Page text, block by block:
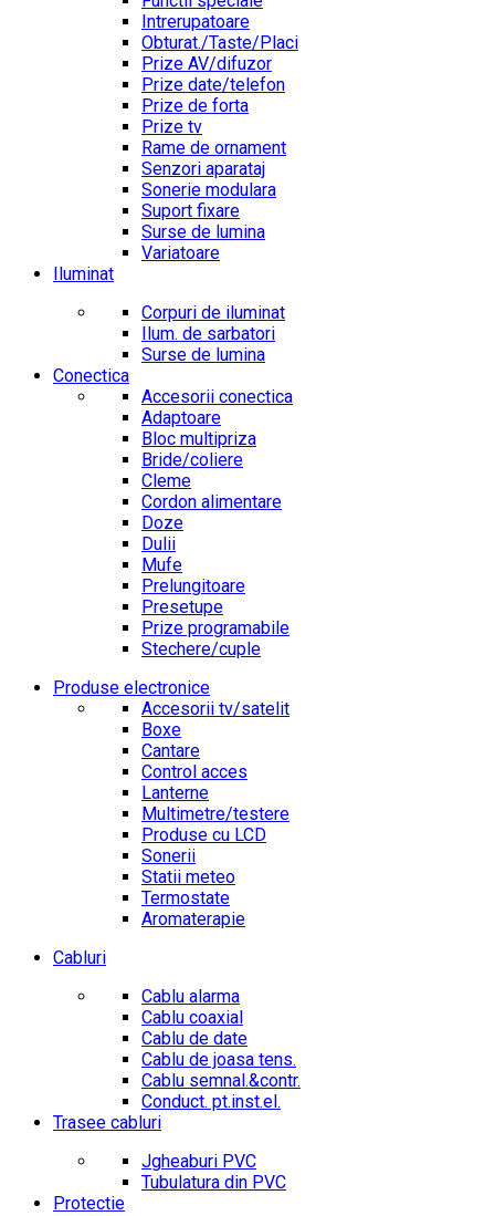
Intrerupatoare
Obturat./Taste/Placi
Prize AV/difuzor
Prize date/telefon
Prize de forta
Prize tv
Rame de ornament
Senzori aparataj
Sonerie modulara
Suport fixare
Surse de lumina
Variatoare
Iluminat
Corpuri de iluminat
Ilum. de sarbatori
Surse de lumina
Conectica
Accesorii conectica
Adaptoare
Bloc multipriza
Bride/coliere
Cleme
Cordon alimentare
Doze
Dulii
Mufe
Prelungitoare
Presetupe
Prize programabile
Stechere/cuple
Produse electronice
Accesorii tv/satelit
Boxe
Cantare
Control acces
Lanterne
Multimetre/testere
Produse cu LCD
Sonerii
Statii meteo
Termostate
Aromaterapie
Cabluri
Cablu alarma
Cablu coaxial
Cablu de date
Cablu de joasa tens.
Cablu semnal.&contr.
Conduct. pt.inst.el.
Trasee cabluri
Jgheaburi PVC
Tubulatura din PVC
Protectie